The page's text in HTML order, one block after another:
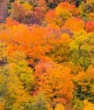
y hacia abajo, o